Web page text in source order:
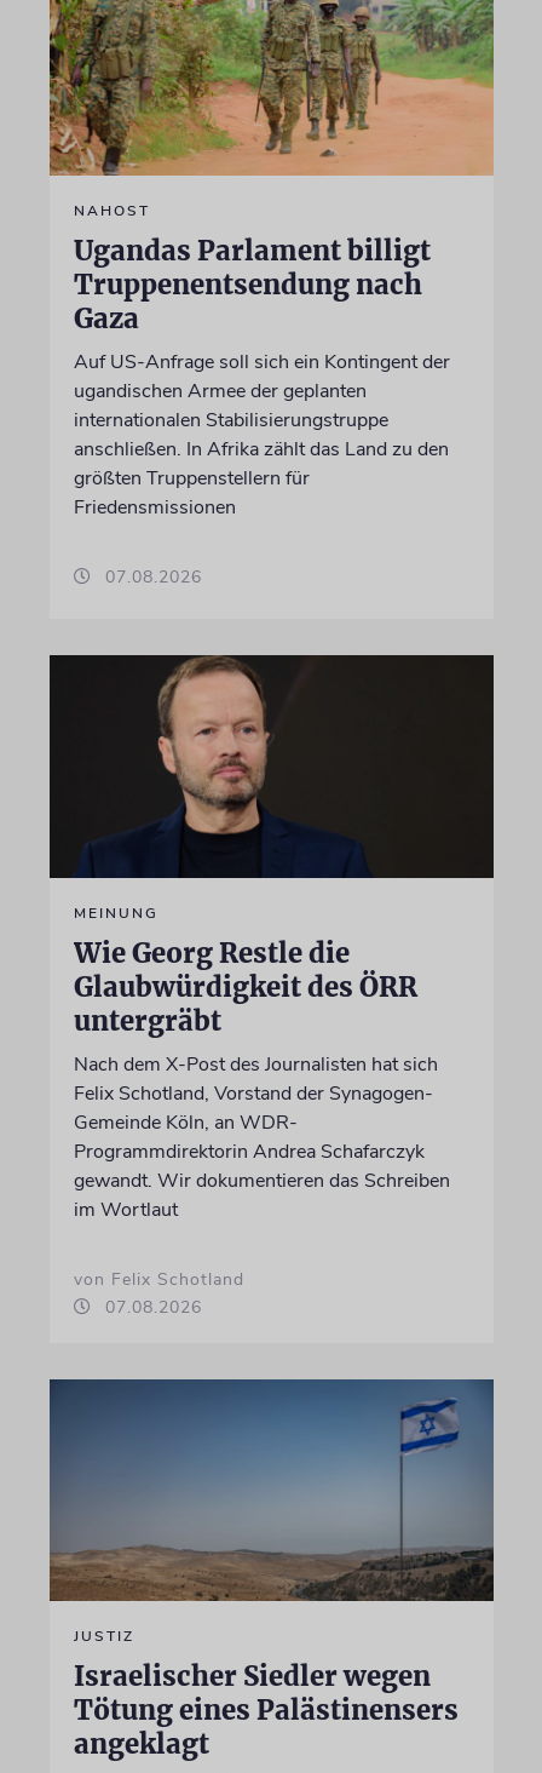
NAHOST
Ugandas Parlament billigt
Truppenentsendung nach
Gaza
Auf US-Anfrage soll sich ein Kontingent der
ugandischen Armee der geplanten
internationalen Stabilisierungstruppe
anschließen. In Afrika zählt das Land zu den
größten Truppenstellern für
Friedensmissionen
07.08.2026
MEINUNG
Wie Georg Restle die
Glaubwürdigkeit des ÖRR
untergräbt
Nach dem X-Post des Journalisten hat sich
Felix Schotland, Vorstand der Synagogen-
Gemeinde Köln, an WDR-
Programmdirektorin Andrea Schafarczyk
gewandt. Wir dokumentieren das Schreiben
im Wortlaut
von Felix Schotland
07.08.2026
JUSTIZ
Israelischer Siedler wegen
Tötung eines Palästinensers
angeklagt